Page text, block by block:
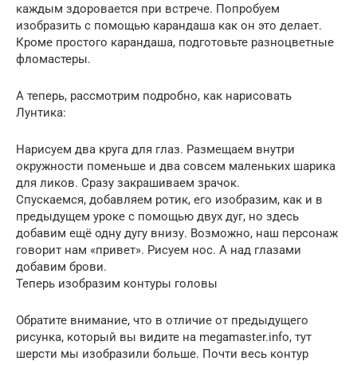
каждым здоровается при встрече. Попробуем
изобразить с помощью карандаша как он это делает.
Кроме простого карандаша, подготовьте разноцветные
фломастеры.
А теперь, рассмотрим подробно, как нарисовать
Лунтика:
Нарисуем два круга для глаз. Размещаем внутри
окружности поменьше и два совсем маленьких шарика
для ликов. Сразу закрашиваем зрачок.
Спускаемся, добавляем ротик, его изобразим, как и в
предыдущем уроке с помощью двух дуг, но здесь
добавим ещё одну дугу внизу. Возможно, наш персонаж
говорит нам «привет». Рисуем нос. А над глазами
добавим брови.
Теперь изобразим контуры головы
Обратите внимание, что в отличие от предыдущего
рисунка, который вы видите на megamaster.info, тут
шерсти мы изобразили больше. Почти весь контур